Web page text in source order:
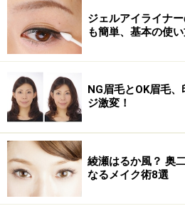
ジェルアイライナ
も簡単、基本の使
NG眉毛とOK眉毛
ジ激変！
綾瀬はるか風？ 奥
なるメイク術8選